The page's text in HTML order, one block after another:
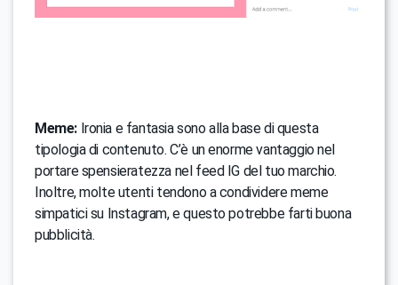
Meme:Ironia e fantasia sono alla base di questa
tipologia di contenuto. C’è un enorme vantaggio nel
portare spensieratezza nel feed IG del tuo marchio.
Inoltre, molte utenti tendono a condividere meme
simpatici su Instagram, e questo potrebbe farti buona
pubblicità.